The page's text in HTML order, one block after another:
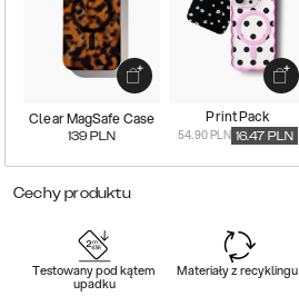
Clear MagSafe Case
139 PLN
Print Pack
54.90 PLN 16.47 PLN
Cechy produktu
Testowany pod kątem
upadku
Materiały z recyklingu